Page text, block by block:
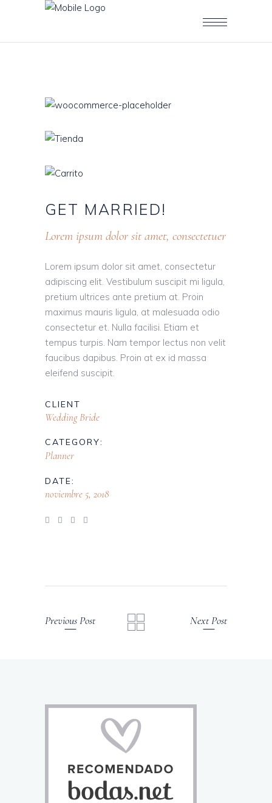
GET MARRIED!
Lorem ipsum dolor sit amet, consectetuer
Lorem ipsum dolor sit amet, consectetur
adipiscing elit. Vestibulum suscipit mi ligula,
pretium ultrices ante pretium at. Proin
maximus mauris ligula, at malesuada odio
consectetur et. Nulla facilisi. Etiam et
tempus turpis. Nam tempor lectus non velit
faucibus dapibus. Proin at ex id massa
eleifend suscipit.
CLIENT
Wedding Bride
CATEGORY:
Planner
DATE:
noviembre 5, 2018
Previous Post Next Post